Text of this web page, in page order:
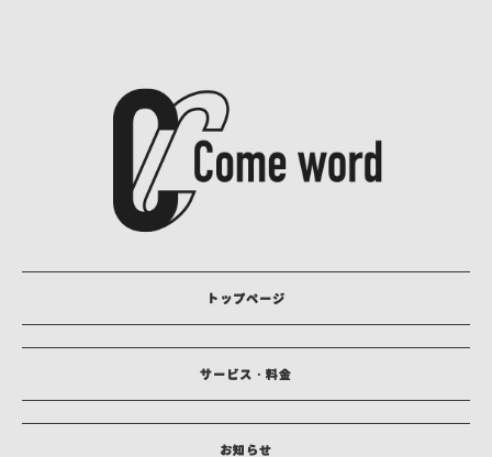
トップページ
サービス・料金
お知らせ